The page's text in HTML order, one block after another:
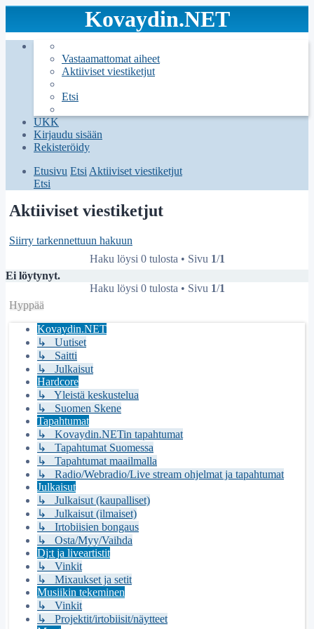
Kovaydin.NET
Vastaamattomat aiheet
Aktiiviset viestiketjut
Etsi
UKK
Kirjaudu sisään
Rekisteröidy
Etusivu Etsi Aktiiviset viestiketjut
Etsi
Aktiiviset viestiketjut
Siirry tarkennettuun hakuun
Haku löysi 0 tulosta • Sivu 1/1
Ei löytynyt.
Haku löysi 0 tulosta • Sivu 1/1
Hyppää
Kovaydin.NET
↳ Uutiset
↳ Saitti
↳ Julkaisut
Hardcore
↳ Yleistä keskustelua
↳ Suomen Skene
Tapahtumat
↳ Kovaydin.NETin tapahtumat
↳ Tapahtumat Suomessa
↳ Tapahtumat maailmalla
↳ Radio/Webradio/Live stream ohjelmat ja tapahtumat
Julkaisut
↳ Julkaisut (kaupalliset)
↳ Julkaisut (ilmaiset)
↳ Irtobiisien bongaus
↳ Osta/Myy/Vaihda
Dj:t ja liveartistit
↳ Vinkit
↳ Mixaukset ja setit
Musiikin tekeminen
↳ Vinkit
↳ Projektit/irtobiisit/näytteet